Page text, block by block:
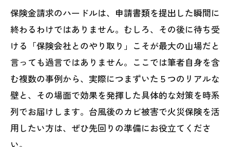
保険金請求のハードルは、申請書類を提出した瞬間に
終わるわけではありません。むしろ、その後に待ち受
ける「保険会社とのやり取り」こそが最大の山場だと
言っても過言ではありません。ここでは筆者自身を含
む複数の事例から、実際につまずいた５つのリアルな
壁と、その場面で効果を発揮した具体的な対策を時系
列でお届けします。台風後のカビ被害で火災保険を活
用したい方は、ぜひ先回りの準備にお役立てくださ
い。